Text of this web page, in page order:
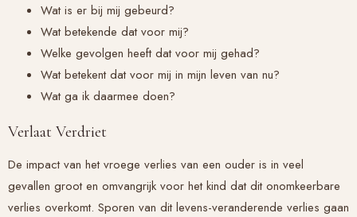
Wat is er bij mij gebeurd?
Wat betekende dat voor mij?
Welke gevolgen heeft dat voor mij gehad?
Wat betekent dat voor mij in mijn leven van nu?
Wat ga ik daarmee doen?
Verlaat Verdriet
De impact van het vroege verlies van een ouder is in veel
gevallen groot en omvangrijk voor het kind dat dit onomkeerbare
verlies overkomt. Sporen van dit levens-veranderende verlies gaan